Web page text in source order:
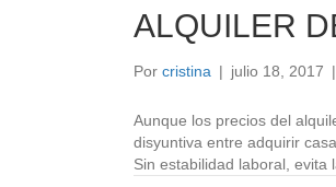
ALQUILER
Por cristina | julio 18, 2017 |
Aunque los precios del
disyuntiva entre adquirir
Sin estabilidad laboral, evita